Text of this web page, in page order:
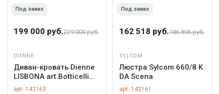
Под заказ
199 000 руб.229 000 руб.
DIENNE
Диван-кровать Dienne
LISBONA art.Botticelli
CREAM
арт. 142163
Под заказ
162 518 руб.186 896 руб.
SYLCOM
Люстра Sylcom 660/8 K
DA Scena
арт. 142161